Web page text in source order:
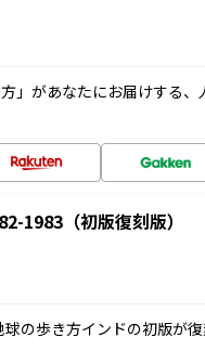
」があなたにお届けする、
1983（初版復刻版）
の歩き方インドの初版が